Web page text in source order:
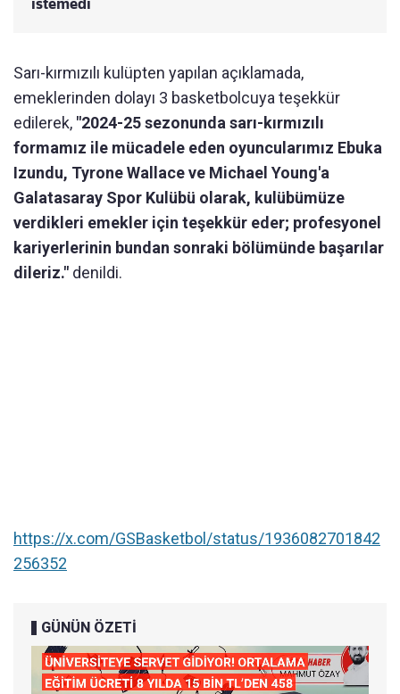
istemedi
Sarı-kırmızılı kulüpten yapılan açıklamada,
emeklerinden dolayı 3 basketbolcuya teşekkür
edilerek, "2024-25 sezonunda sarı-kırmızılı
formamız ile mücadele eden oyuncularımız Ebuka
Izundu, Tyrone Wallace ve Michael Young'a
Galatasaray Spor Kulübü olarak, kulübümüze
verdikleri emekler için teşekkür eder; profesyonel
kariyerlerinin bundan sonraki bölümünde başarılar
dileriz." denildi.
https://x.com/GSBasketbol/status/1936082701842
256352
GÜNÜN ÖZETİ